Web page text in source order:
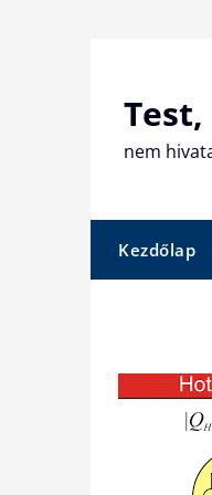
nem
Kezdőlap